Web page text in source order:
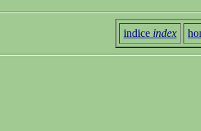
indice index